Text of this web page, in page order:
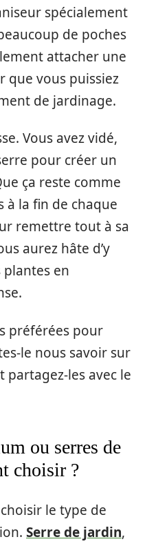
spécialement
de poches
attacher une
que vous puissiez
de jardinage.
Vous avez vidé,
pour créer un
ça reste comme
à la fin de chaque
remettre tout à sa
aurez hâte d’y
plantes en
préférées pour
le nous savoir sur
partagez-les avec le
ou serres de
choisir ?
le type de
Serre de jardin,